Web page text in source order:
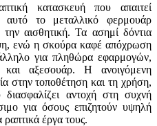
κατασκευή που απαιτεί
αυτό το μεταλλικό φερμουάρ
αισθητική. Τα ασημί δόντια
ενώ η σκούρα καφέ απόχρωση
για πληθώρα εφαρμογών,
και αξεσουάρ. Η ανοιγόμενη
στην τοποθέτηση και τη χρήση,
αντοχή στη συχνή
για όσους επιζητούν υψηλή
ραπτικά έργα τους.